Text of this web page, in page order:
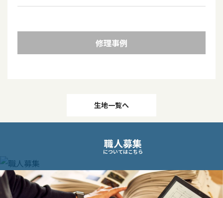
修理事例
ナ
ビ
生地一覧へ
職人募集
についてはこちら